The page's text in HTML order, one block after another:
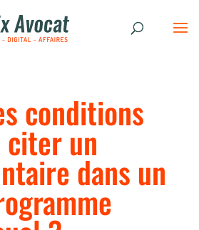
conditions
un
dans un